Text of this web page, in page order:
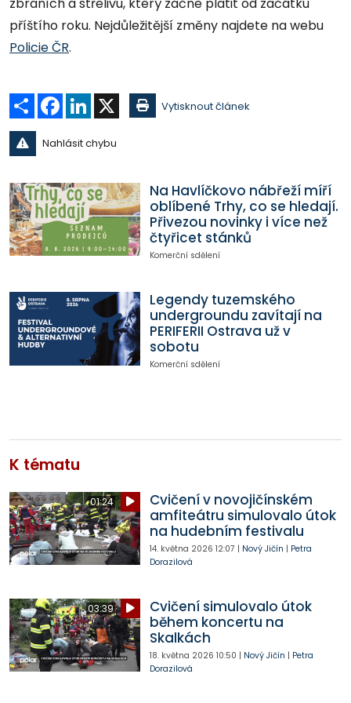
příštího roku. Nejdůležitější změny najdete na webu
Policie ČR.
Sdílet Facebook
LinkedIn Vytisknout článek
Nahlásit chybu
Na Havlíčkovo nábřeží míří
oblíbené Trhy, co se hledají.
Přivezou novinky i více než
čtyřicet stánků
Komerční sdělení
Legendy tuzemského
undergroundu zavítají na
PERIFERII Ostrava už v
sobotu
Komerční sdělení
K tématu
01:24
Cvičení v novojičínském
amfiteátru simulovalo útok
na hudebním festivalu
14. května 2026 12:07 | Nový Jičín | Petra
Dorazilová
03:39
Cvičení simulovalo útok
během koncertu na
Skalkách
18. května 2026 10:50 | Nový Jičín | Petra
Dorazilová